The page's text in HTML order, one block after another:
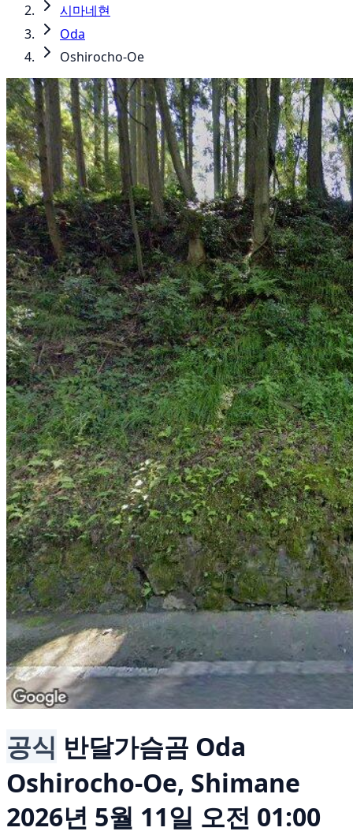
시마네현
Oda
Oshirocho-Oe
공식 반달가슴곰 Oda
Oshirocho-Oe, Shimane
2026년 5월 11일 오전 01:00